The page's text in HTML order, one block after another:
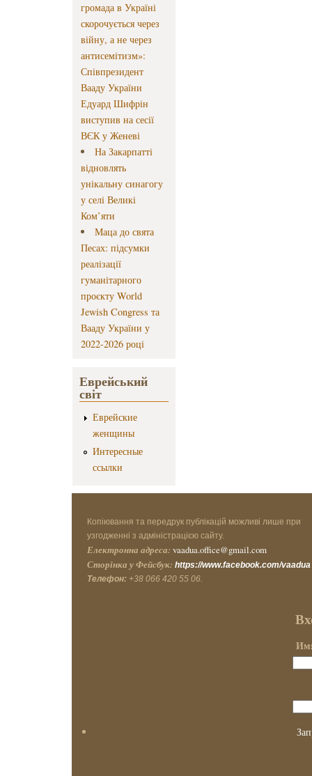
громада в Україні
скорочується через
війну, а не через
антисемітизм»:
Співпрезидент
Вааду України
Едуард Шифрін
виступив на сесії
ВЄК у Женеві
На Закарпатті
відновлять
унікальну синагогу
у селі Великі
Ком’яти
Маца до свята
Песах: підсумки
реалізації
гуманітарного
проєкту World
Jewish Congress та
Вааду України у
2022-2026 році
Еврейський
світ
Еврейские
женщины
Интересные
ссылки
Копіювання та передрук публікацій можливі лише при
узгодженні з адміністрацією сайту.
Електронна адреса: vaadua.office@gmail.com
Сторінка у Фейсбук: https://www.facebook.com/vaadua
Телефон: +38 066 420 55 06.